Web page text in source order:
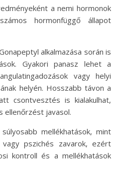
a nemi hormonok
hormonfüggő állapot
alkalmazása során is
Gyakori panasz lehet a
vagy helyi
helyén. Hosszabb távon a
csontvesztés is kialakulhat,
ellenőrzést javasol.
mellékhatások, mint
pszichés zavarok, ezért
kontroll és a mellékhatások